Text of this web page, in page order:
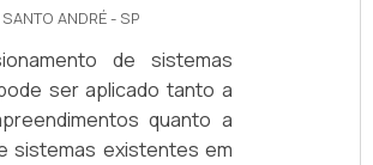
ANDRÉ - SP
de sistemas
ser aplicado tanto a
quanto a
sistemas existentes em